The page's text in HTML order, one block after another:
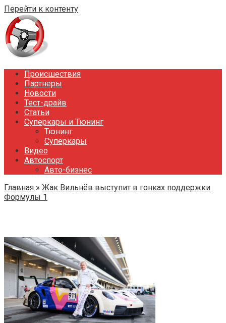
Перейти к контенту
Происшествия
Партнеры
Новости
Тест-драйв
Статьи
Суперкары и Тюнинг
Тюнинг
Суперкары
Видео
Автоспорт
Авто-бизнес
Главная » Жак Вильнёв выступит в гонках поддержки
Формулы 1